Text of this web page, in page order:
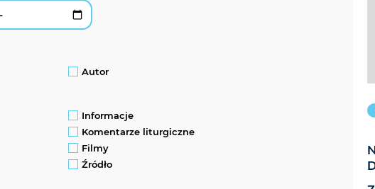
Autor
Informacje
Komentarze liturgiczne
Filmy
Źródło